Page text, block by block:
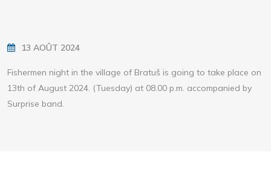
13 AOÛT 2024
Fishermen night in the village of Bratuš is going to take place on
13th of August 2024. (Tuesday) at 08.00 p.m. accompanied by
Surprise band.